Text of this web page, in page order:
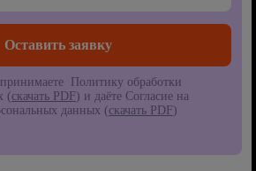
Политику обработки
(скачать PDF) и даёте Согласие на
данных (скачать PDF)